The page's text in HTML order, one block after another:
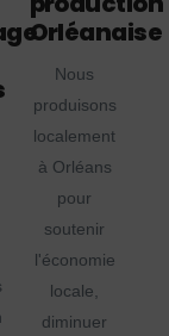
Orléanaise
Nous
produisons
localement
à Orléans
pour
soutenir
l'économie
locale,
diminuer